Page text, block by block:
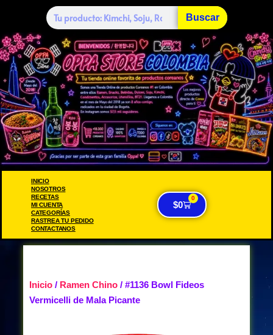
Buscar
INICIO
NOSOTROS
RECETAS
MI CUENTA
CATEGORÍAS
RASTREA TU PEDIDO
CONTACTANOS
$0
0
Inicio / Ramen Chino / #1136 Bowl Fideos
Vermicelli de Mala Picante